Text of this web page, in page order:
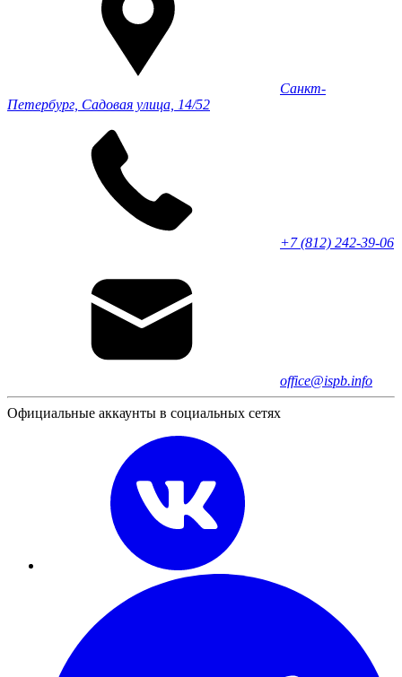
Санкт-
Петербург, Садовая улица, 14/52
+7 (812) 242-39-06
office@ispb.info
Официальные аккаунты в социальных сетях